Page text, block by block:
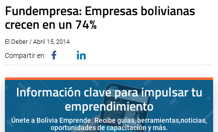
Fundempresa: Empresas bolivianas
crecen en un 74%
El Deber / Abril 15, 2014
Compartir en:
Información clave para impulsar tu
emprendimiento
Únete a Bolivia Emprende. Recibe guías, herramientas,noticias,
oportunidades de capacitación y más.